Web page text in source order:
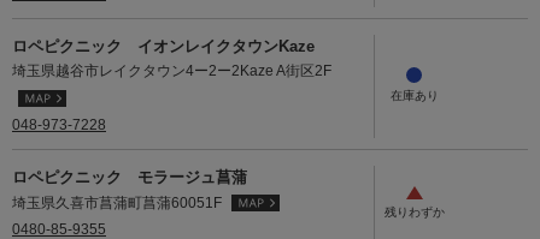
ロペピクニック イオンレイクタウンKaze
埼玉県越谷市レイクタウン4ー2ー2Kaze A街区2F
048-973-7228
ロペピクニック モラージュ菖蒲
埼玉県久喜市菖蒲町菖蒲60051F
0480-85-9355